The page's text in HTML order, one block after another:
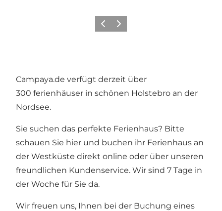
ZurückWeiter
Campaya.de verfügt derzeit über
300 ferienhäuser in schönen Holstebro an der
Nordsee.
Sie suchen das perfekte Ferienhaus? Bitte
schauen Sie hier und buchen ihr Ferienhaus an
der Westküste direkt online oder über unseren
freundlichen Kundenservice. Wir sind 7 Tage in
der Woche für Sie da.
Wir freuen uns, Ihnen bei der Buchung eines